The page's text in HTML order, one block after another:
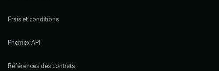
Frais et conditions
Phemex API
Références des contrats